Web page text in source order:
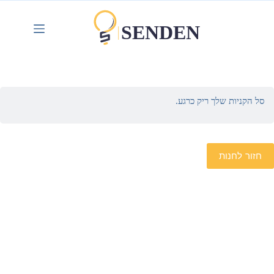
סל הקניות שלך ריק כרגע.
חזור לחנות